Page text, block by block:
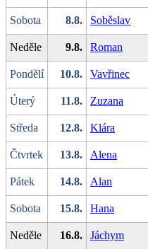
Sobota 8.8. Soběslav
Neděle 9.8. Roman
Pondělí 10.8. Vavřinec
Úterý 11.8. Zuzana
Středa 12.8. Klára
Čtvrtek 13.8. Alena
Pátek 14.8. Alan
Sobota 15.8. Hana
Neděle 16.8. Jáchym